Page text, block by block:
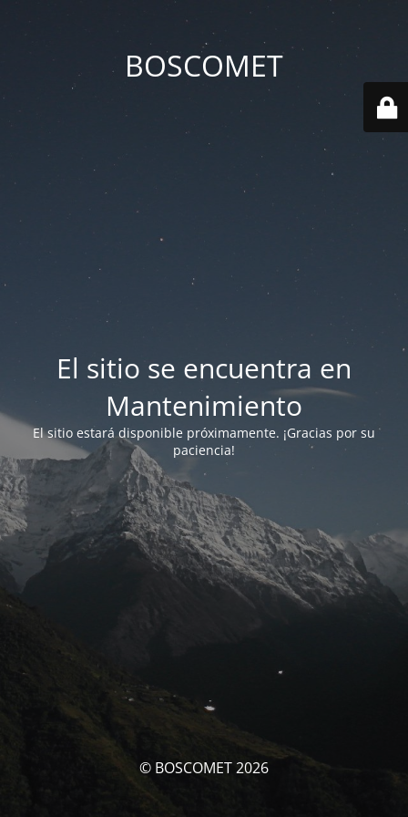
BOSCOMET
El sitio se encuentra en
Mantenimiento
El sitio estará disponible próximamente. ¡Gracias por su
paciencia!
© BOSCOMET 2026